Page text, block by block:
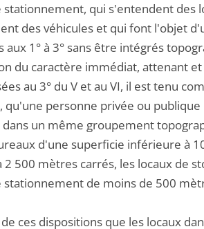
stationnement, qui s'entendent des
des véhicules et qui font l'objet
aux 1° à 3° sans être intégrés
du caractère immédiat, attenant
au 3° du V et au VI, il est tenu
qu'une personne privée ou
un même groupement
d'une superficie inférieure à
500 mètres carrés, les locaux de
stationnement de moins de 500
ces dispositions que les locaux